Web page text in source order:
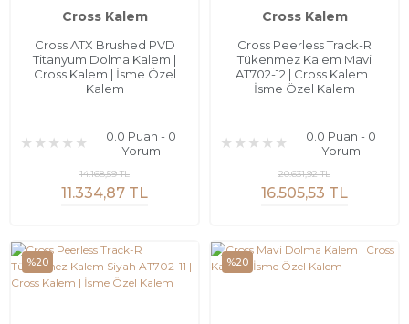
Cross Kalem
Cross ATX Brushed PVD
Titanyum Dolma Kalem |
Cross Kalem | İsme Özel
Kalem
0.0 Puan - 0
Yorum
11.334,87 TL
14.168,59 TL
Cross Kalem
Cross Peerless Track-R
Tükenmez Kalem Mavi
AT702-12 | Cross Kalem |
İsme Özel Kalem
0.0 Puan - 0
Yorum
16.505,53 TL
20.631,92 TL
%20 %20